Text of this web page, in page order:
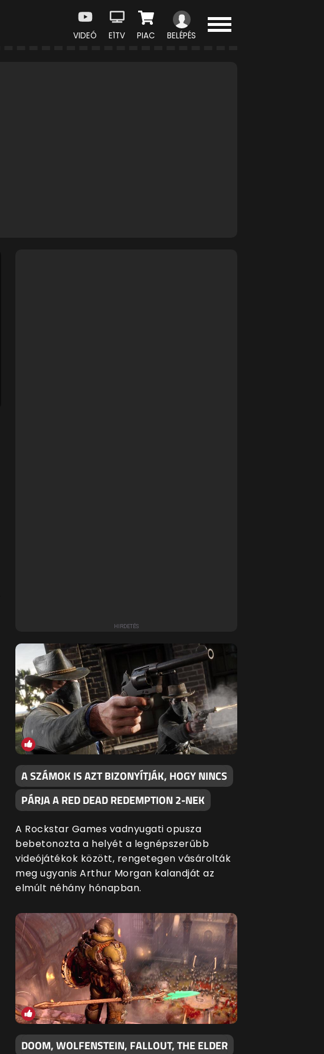
VIDEÓ E1TV PIAC BELÉPÉS
A SZÁMOK IS AZT BIZONYÍTJÁK, HOGY NINCS
PÁRJA A RED DEAD REDEMPTION 2-NEK
A Rockstar Games vadnyugati opusza
bebetonozta a helyét a legnépszerűbb
videójátékok között, rengetegen vásárolták
meg ugyanis Arthur Morgan kalandját az
elmúlt néhány hónapban.
DOOM, WOLFENSTEIN, FALLOUT, THE ELDER